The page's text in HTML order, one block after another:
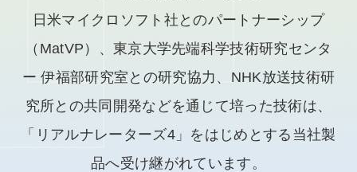
日米マイクロソフト社とのパートナーシップ
（MatVP）、東京大学先端科学技術研究センタ
ー 伊福部研究室との研究協力、NHK放送技術研
究所との共同開発などを通じて培った技術は、
「リアルナレーターズ4」をはじめとする当社製
品へ受け継がれています。